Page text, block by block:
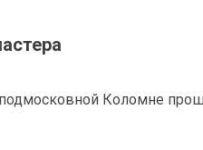
Коломне